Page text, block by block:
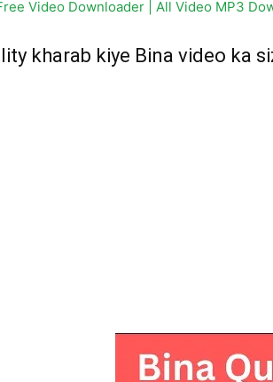
Video Downloader | All Video MP3
kharab kiye Bina video ka